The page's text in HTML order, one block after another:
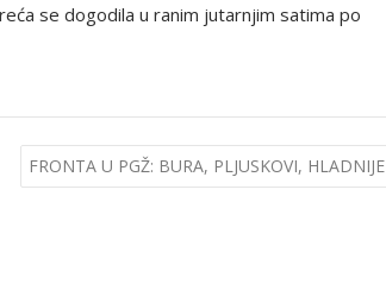
se dogodila u ranim jutarnjim satima po
FRONTA U PGŽ: BURA, PLJUSKOVI, HLADNIJE